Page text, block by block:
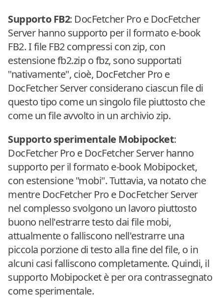
Supporto FB2: DocFetcher Pro e DocFetcher
Server hanno supporto per il formato e-book
FB2. I file FB2 compressi con zip, con
estensione fb2.zip o fbz, sono supportati
"nativamente", cioè, DocFetcher Pro e
DocFetcher Server considerano ciascun file di
questo tipo come un singolo file piuttosto che
come un file avvolto in un archivio zip.
Supporto sperimentale Mobipocket:
DocFetcher Pro e DocFetcher Server hanno
supporto per il formato e-book Mobipocket,
con estensione "mobi". Tuttavia, va notato che
mentre DocFetcher Pro e DocFetcher Server
nel complesso svolgono un lavoro piuttosto
buono nell'estrarre testo dai file mobi,
attualmente o falliscono nell'estrarre una
piccola porzione di testo alla fine del file, o in
alcuni casi falliscono completamente. Quindi, il
supporto Mobipocket è per ora contrassegnato
come sperimentale.